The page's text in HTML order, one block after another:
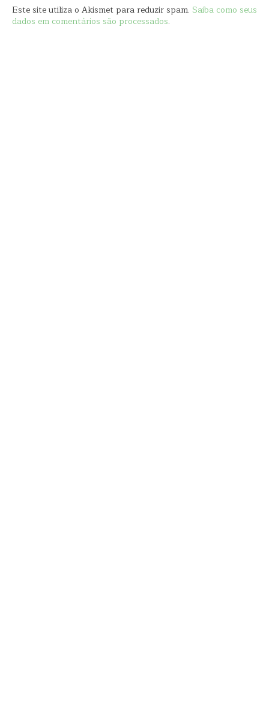
Este site utiliza o Akismet para reduzir spam. Saiba como seus
dados em comentários são processados.